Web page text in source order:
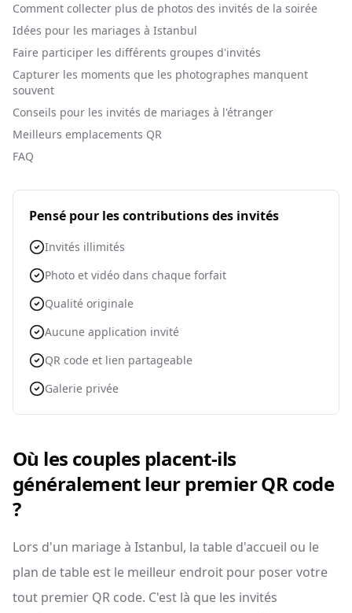
Comment collecter plus de photos des invités de la soirée
Idées pour les mariages à Istanbul
Faire participer les différents groupes d'invités
Capturer les moments que les photographes manquent
souvent
Conseils pour les invités de mariages à l'étranger
Meilleurs emplacements QR
FAQ
Pensé pour les contributions des invités
Invités illimités
Photo et vidéo dans chaque forfait
Qualité originale
Aucune application invité
QR code et lien partageable
Galerie privée
Où les couples placent-ils
généralement leur premier QR code
?
Lors d'un mariage à Istanbul, la table d'accueil ou le
plan de table est le meilleur endroit pour poser votre
tout premier QR code. C'est là que les invités